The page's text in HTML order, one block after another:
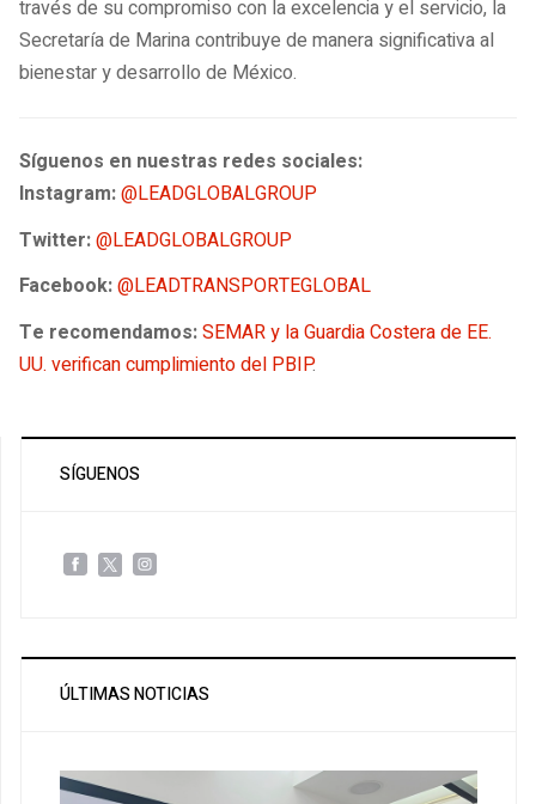
través de su compromiso con la excelencia y el servicio, la
Secretaría de Marina contribuye de manera significativa al
bienestar y desarrollo de México.
Síguenos en nuestras redes sociales:
Instagram:@LEADGLOBALGROUP
Twitter:@LEADGLOBALGROUP
Facebook:@LEADTRANSPORTEGLOBAL
Te recomendamos:SEMAR y la Guardia Costera de EE.
UU. verifican cumplimiento del PBIP.
SÍGUENOS
ÚLTIMAS NOTICIAS